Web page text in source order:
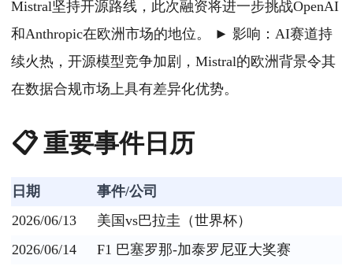
Mistral坚持开源路线，此次融资将进一步挑战OpenAI
和Anthropic在欧洲市场的地位。 ► 影响：AI赛道持
续火热，开源模型竞争加剧，Mistral的欧洲背景令其
在数据合规市场上具有差异化优势。
📋 重要事件日历
日期
事件/公司
2026/06/13
美国vs巴拉圭（世界杯）
2026/06/14
F1 巴塞罗那-加泰罗尼亚大奖赛